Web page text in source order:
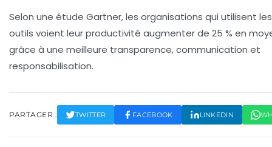
Selon une étude Gartner, les organisations qui utilisent
outils voient leur productivité augmenter de 25 % en
grâce à une meilleure transparence, communication et
responsabilisation.
PARTAGER : TWITTER FACEBOOK LINKEDIN